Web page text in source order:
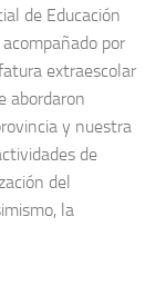
de Educación
por
extraescolar
abordaron
y nuestra
de
del
la